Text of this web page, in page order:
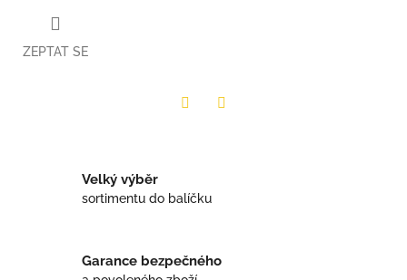
ZEPTAT SE
Velký výběr
sortimentu do balíčku
Garance bezpečného